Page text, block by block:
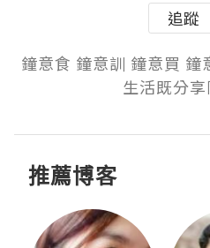
追蹤
鐘意食 鐘意訓 鐘意買 鐘
生活既分
推薦博客